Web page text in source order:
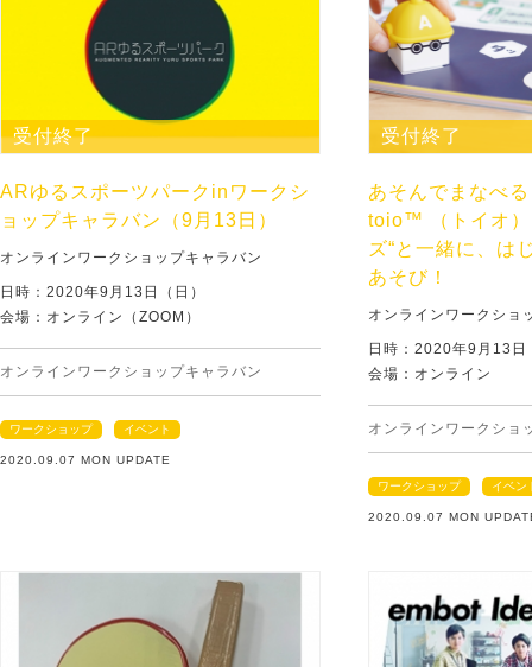
受付終了
ARゆるスポーツパークinワークシ
ョップキャラバン（9月13日）
オンラインワークショップキャラバン
日時：2020年9月13日（日）
会場：オンライン（ZOOM）
オンラインワークショップキャラバン
ワークショップ イベント
2020.09.07 MON UPDATE
受付終了
あそんでまなべ
toio™ （トイオ
ズ“と一緒に、は
あそび！
オンラインワークショ
日時：2020年9月13日
会場：オンライン
オンラインワークショ
ワークショップ イベン
2020.09.07 MON